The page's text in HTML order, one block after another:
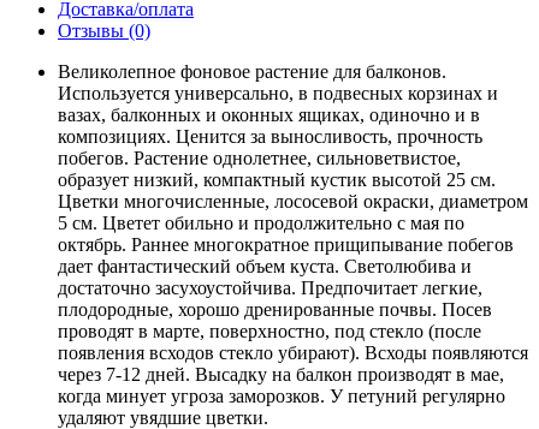
Доставка/оплата
Отзывы (0)
Великолепное фоновое растение для балконов.
Используется универсально, в подвесных корзинах и
вазах, балконных и оконных ящиках, одиночно и в
композициях. Ценится за выносливость, прочность
побегов. Растение однолетнее, сильноветвистое,
образует низкий, компактный кустик высотой 25 см.
Цветки многочисленные, лососевой окраски, диаметром
5 см. Цветет обильно и продолжительно с мая по
октябрь. Раннее многократное прищипывание побегов
дает фантастический объем куста. Светолюбива и
достаточно засухоустойчива. Предпочитает легкие,
плодородные, хорошо дренированные почвы. Посев
проводят в марте, поверхностно, под стекло (после
появления всходов стекло убирают). Всходы появляются
через 7-12 дней. Высадку на балкон производят в мае,
когда минует угроза заморозков. У петуний регулярно
удаляют увядшие цветки.